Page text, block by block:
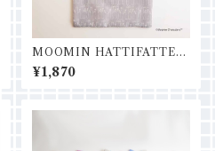
MOOMIN HATTIFATTEN
ENSショッピングバッグＳ
¥1,870